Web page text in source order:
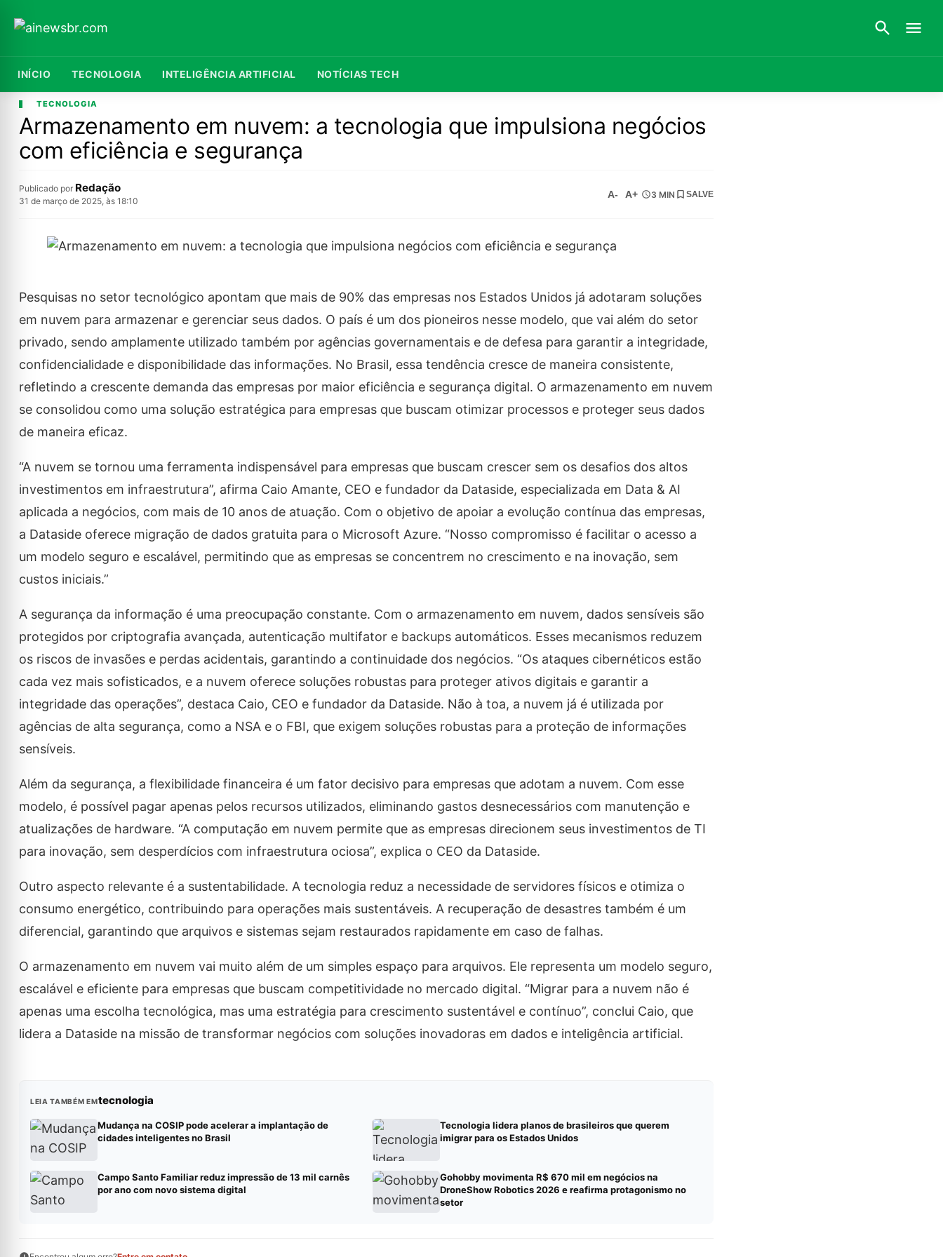
INÍCIO TECNOLOGIA INTELIGÊNCIA ARTIFICIAL NOTÍCIAS TECH
TECNOLOGIA
Armazenamento em nuvem: a tecnologia que impulsiona negócios
com eficiência e segurança
Publicado por Redação
31 de março de 2025, às 18:10
A- A+ 3 MIN SALVE
Pesquisas no setor tecnológico apontam que mais de 90% das empresas nos Estados Unidos já adotaram soluções
em nuvem para armazenar e gerenciar seus dados. O país é um dos pioneiros nesse modelo, que vai além do setor
privado, sendo amplamente utilizado também por agências governamentais e de defesa para garantir a integridade,
confidencialidade e disponibilidade das informações. No Brasil, essa tendência cresce de maneira consistente,
refletindo a crescente demanda das empresas por maior eficiência e segurança digital. O armazenamento em nuvem
se consolidou como uma solução estratégica para empresas que buscam otimizar processos e proteger seus dados
de maneira eficaz.
“A nuvem se tornou uma ferramenta indispensável para empresas que buscam crescer sem os desafios dos altos
investimentos em infraestrutura”, afirma Caio Amante, CEO e fundador da Dataside, especializada em Data & AI
aplicada a negócios, com mais de 10 anos de atuação. Com o objetivo de apoiar a evolução contínua das empresas,
a Dataside oferece migração de dados gratuita para o Microsoft Azure. “Nosso compromisso é facilitar o acesso a
um modelo seguro e escalável, permitindo que as empresas se concentrem no crescimento e na inovação, sem
custos iniciais.”
A segurança da informação é uma preocupação constante. Com o armazenamento em nuvem, dados sensíveis são
protegidos por criptografia avançada, autenticação multifator e backups automáticos. Esses mecanismos reduzem
os riscos de invasões e perdas acidentais, garantindo a continuidade dos negócios. “Os ataques cibernéticos estão
cada vez mais sofisticados, e a nuvem oferece soluções robustas para proteger ativos digitais e garantir a
integridade das operações”, destaca Caio, CEO e fundador da Dataside. Não à toa, a nuvem já é utilizada por
agências de alta segurança, como a NSA e o FBI, que exigem soluções robustas para a proteção de informações
sensíveis.
Além da segurança, a flexibilidade financeira é um fator decisivo para empresas que adotam a nuvem. Com esse
modelo, é possível pagar apenas pelos recursos utilizados, eliminando gastos desnecessários com manutenção e
atualizações de hardware. “A computação em nuvem permite que as empresas direcionem seus investimentos de TI
para inovação, sem desperdícios com infraestrutura ociosa”, explica o CEO da Dataside.
Outro aspecto relevante é a sustentabilidade. A tecnologia reduz a necessidade de servidores físicos e otimiza o
consumo energético, contribuindo para operações mais sustentáveis. A recuperação de desastres também é um
diferencial, garantindo que arquivos e sistemas sejam restaurados rapidamente em caso de falhas.
O armazenamento em nuvem vai muito além de um simples espaço para arquivos. Ele representa um modelo seguro,
escalável e eficiente para empresas que buscam competitividade no mercado digital. “Migrar para a nuvem não é
apenas uma escolha tecnológica, mas uma estratégia para crescimento sustentável e contínuo”, conclui Caio, que
lidera a Dataside na missão de transformar negócios com soluções inovadoras em dados e inteligência artificial.
LEIA TAMBÉM EMtecnologia
Mudança na COSIP pode acelerar a implantação de
cidades inteligentes no Brasil
Tecnologia lidera planos de brasileiros que querem
imigrar para os Estados Unidos
Campo Santo Familiar reduz impressão de 13 mil carnês
por ano com novo sistema digital
Gohobby movimenta R$ 670 mil em negócios na
DroneShow Robotics 2026 e reafirma protagonismo no
setor